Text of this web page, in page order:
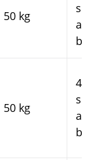
50 kg
50 kg
4–7